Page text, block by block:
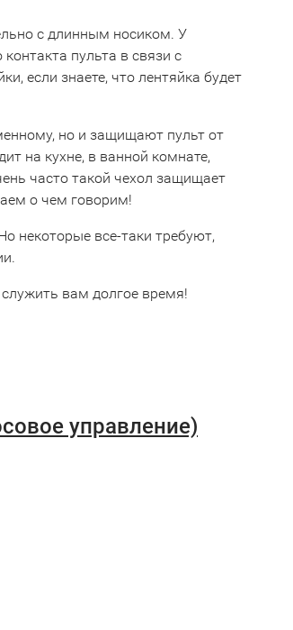
с длинным носиком. У
пульта в связи с
если знаете, что лентяйка будет
но и защищают пульт от
на кухне, в ванной комнате,
часто такой чехол защищает
о чем говорим!
некоторые все-таки требуют,
вам долгое время!
управление)